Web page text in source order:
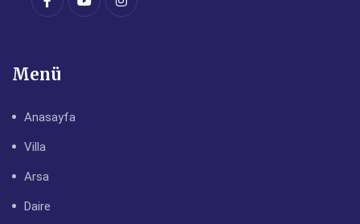
Menü
Anasayfa
Villa
Arsa
Daire